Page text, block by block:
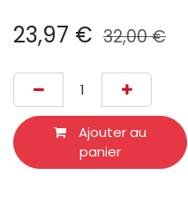
23,97 € 32,00€
Ajouter au
panier